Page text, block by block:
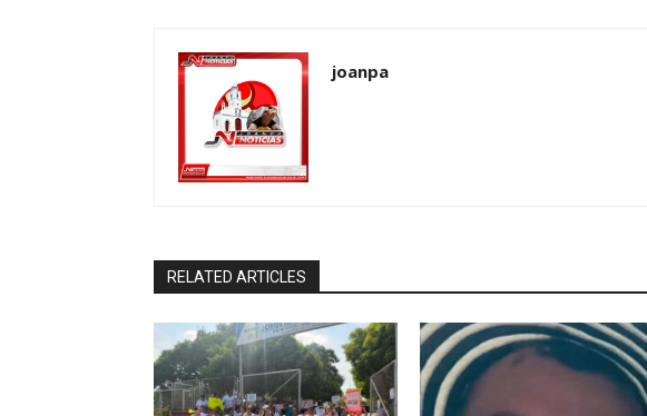
d
a
s
joanpa
RELATED ARTICLES